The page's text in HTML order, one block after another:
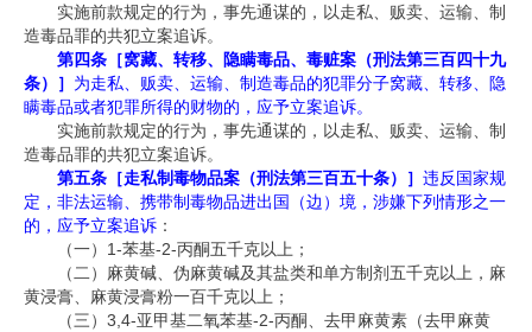
实施前款规定的行为，事先通谋的，以走私、贩卖、运输、制
造毒品罪的共犯立案追诉。
第四条［窝藏、转移、隐瞒毒品、毒赃案（刑法第三百四十九
条）］ 为走私、贩卖、运输、制造毒品的犯罪分子窝藏、转移、隐
瞒毒品或者犯罪所得的财物的，应予立案追诉。
实施前款规定的行为，事先通谋的，以走私、贩卖、运输、制
造毒品罪的共犯立案追诉。
第五条［走私制毒物品案（刑法第三百五十条）］ 违反国家规
定，非法运输、携带制毒物品进出国（边）境，涉嫌下列情形之一
的，应予立案追诉 ：
（一） 1-苯基-2-丙酮五千克以上；
（二）麻黄碱、伪麻黄碱及其盐类和单方制剂五千克以上，麻
黄浸膏、麻黄浸膏粉一百千克以上；
（三） 3,4-亚甲基二氧苯基-2-丙酮、去甲麻黄素（去甲麻黄